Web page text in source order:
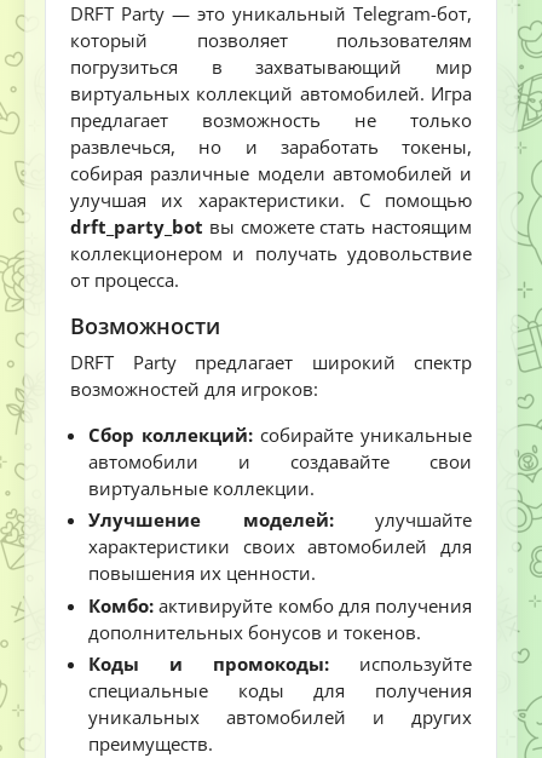
DRFT Party — это уникальный Telegram-бот,
который позволяет пользователям
погрузиться в захватывающий мир
виртуальных коллекций автомобилей. Игра
предлагает возможность не только
развлечься, но и заработать токены,
собирая различные модели автомобилей и
улучшая их характеристики. С помощью
drft_party_bot вы сможете стать настоящим
коллекционером и получать удовольствие
от процесса.
Возможности
DRFT Party предлагает широкий спектр
возможностей для игроков:
Сбор коллекций: собирайте уникальные
автомобили и создавайте свои
виртуальные коллекции.
Улучшение моделей:улучшайте
характеристики своих автомобилей для
повышения их ценности.
Комбо: активируйте комбо для получения
дополнительных бонусов и токенов.
Коды и промокоды: используйте
специальные коды для получения
уникальных автомобилей и других
преимуществ.